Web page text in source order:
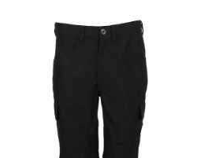
La veste en duvet Aconcagua tire toujours son
nom du plus haut sommet de l'hémisphère
occidental où [...]